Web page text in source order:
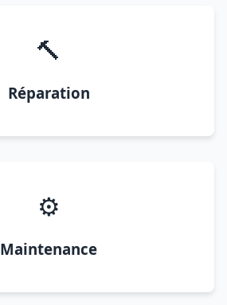
🔨
Réparation
⚙️
Maintenance